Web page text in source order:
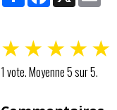
★★★★★
1 vote. Moyenne5sur 5.